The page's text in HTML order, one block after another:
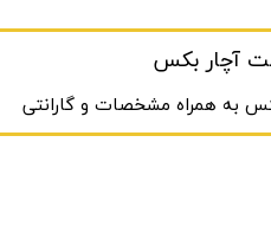
آچار بکس
به ‌همراه مشخصات و گارانتی